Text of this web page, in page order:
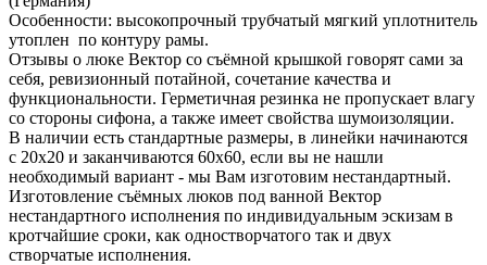
Особенности: высокопрочный трубчатый мягкий уплотнитель
утоплен по контуру рамы.
Отзывы о люке Вектор со съёмной крышкой говорят сами за
себя, ревизионный потайной, сочетание качества и
функциональности. Герметичная резинка не пропускает влагу
со стороны сифона, а также имеет свойства шумоизоляции.
В наличии есть стандартные размеры, в линейки начинаются
с 20х20 и заканчиваются 60х60, если вы не нашли
необходимый вариант - мы Вам изготовим нестандартный.
Изготовление съёмных люков под ванной Вектор
нестандартного исполнения по индивидуальным эскизам в
кротчайшие сроки, как одностворчатого так и двух
створчатые исполнения.